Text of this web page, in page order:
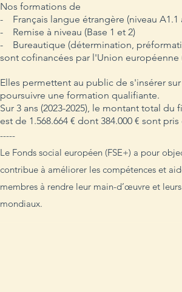
Nos formations de
- Français langue étrangère (niveau A1.1
- Remise à niveau (Base 1 et 2)
- Bureautique (détermination,
sont cofinancées par l'Union européenne
Elles permettent au public de s'insérer
poursuivre une formation qualifiante.
Sur 3 ans (2023-2025), le montant total
est de 1.568.664 € dont 384.000 € sont
-----
Le Fonds social européen (FSE+) a pour
contribue à améliorer les compétences et
membres à rendre leur main-d’œuvre et
mondiaux.